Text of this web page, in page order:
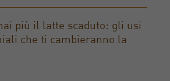
più il latte scaduto: gli usi
che ti cambieranno la